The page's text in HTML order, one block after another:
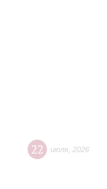
22 июля 2026